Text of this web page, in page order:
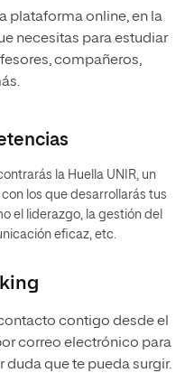
plataforma online, en la
necesitas para estudiar
compañeros,
la Huella UNIR, un
los que desarrollarás tus
el liderazgo, la gestión del
eficaz, etc.
contigo desde el
correo electrónico para
que te pueda surgir.